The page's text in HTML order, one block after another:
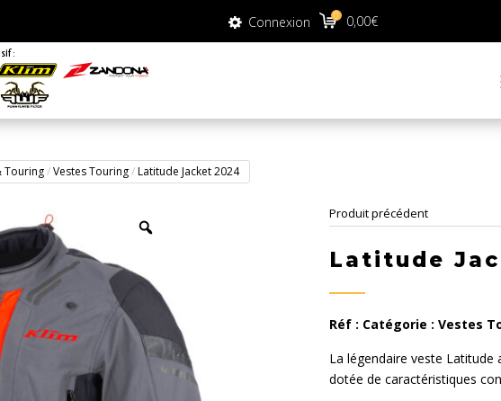
Connexion 0,00€
0
Connexion 0,00€
0
:
Touring/Vestes Touring/Latitude Jacket 2024
Produit précédent
Latitude
Réf : Catégorie :Vestes
La légendaire veste Latitude
dotée de caractéristiques